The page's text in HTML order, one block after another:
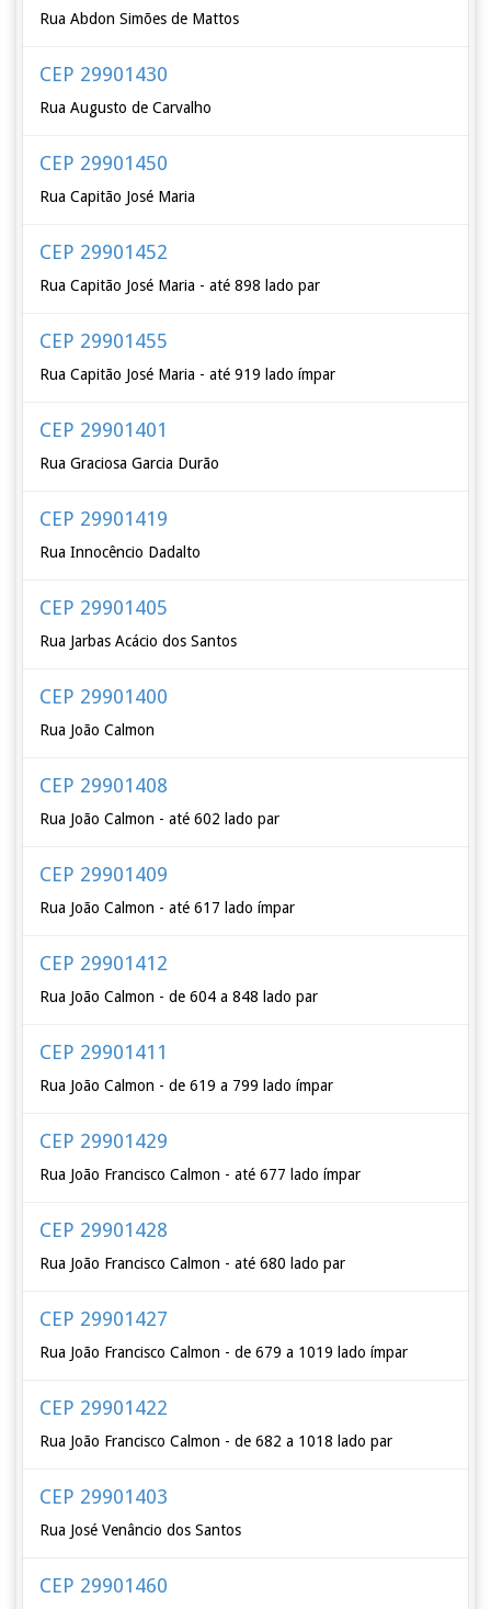
Rua Abdon Simões de Mattos
CEP 29901430
Rua Augusto de Carvalho
CEP 29901450
Rua Capitão José Maria
CEP 29901452
Rua Capitão José Maria - até 898 lado par
CEP 29901455
Rua Capitão José Maria - até 919 lado ímpar
CEP 29901401
Rua Graciosa Garcia Durão
CEP 29901419
Rua Innocêncio Dadalto
CEP 29901405
Rua Jarbas Acácio dos Santos
CEP 29901400
Rua João Calmon
CEP 29901408
Rua João Calmon - até 602 lado par
CEP 29901409
Rua João Calmon - até 617 lado ímpar
CEP 29901412
Rua João Calmon - de 604 a 848 lado par
CEP 29901411
Rua João Calmon - de 619 a 799 lado ímpar
CEP 29901429
Rua João Francisco Calmon - até 677 lado ímpar
CEP 29901428
Rua João Francisco Calmon - até 680 lado par
CEP 29901427
Rua João Francisco Calmon - de 679 a 1019 lado ímpar
CEP 29901422
Rua João Francisco Calmon - de 682 a 1018 lado par
CEP 29901403
Rua José Venâncio dos Santos
CEP 29901460